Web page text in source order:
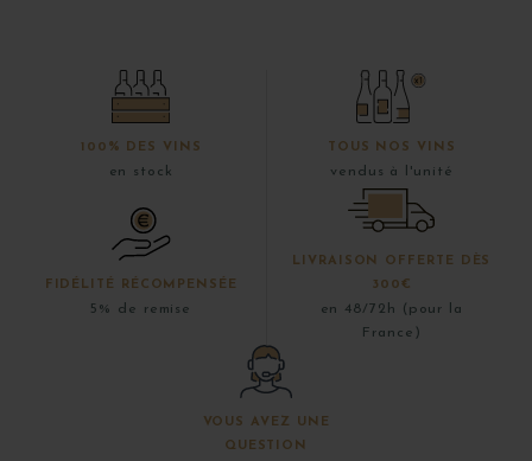
100% DES VINS
en stock
TOUS NOS VINS
vendus à l'unité
FIDÉLITÉ RÉCOMPENSÉE
5% de remise
LIVRAISON OFFERTE DÈS
300€
en 48/72h (pour la
France)
VOUS AVEZ UNE
QUESTION